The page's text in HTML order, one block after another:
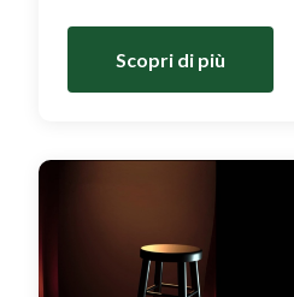
Scopri di più